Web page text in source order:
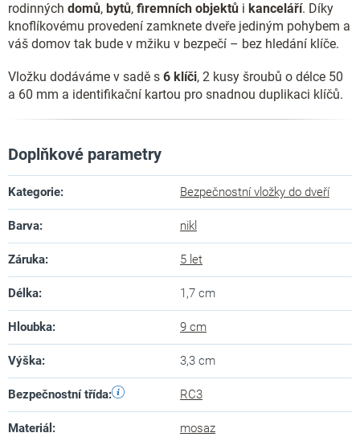
rodinných domů, bytů, firemních objektů i kanceláří. Díky
knoflíkovému provedení zamknete dveře jediným pohybem a
váš domov tak bude v mžiku v bezpečí – bez hledání klíče.
Vložku dodáváme v sadě s 6 klíči, 2 kusy šroubů o délce 50
a 60 mm a identifikační kartou pro snadnou duplikaci klíčů.
Doplňkové parametry
Kategorie: Bezpečnostní vložky do dveří
Barva: nikl
Záruka: 5 let
Délka: 1,7 cm
Hloubka: 9 cm
Výška: 3,3 cm
Bezpečnostní třída: RC3
Materiál : mosaz